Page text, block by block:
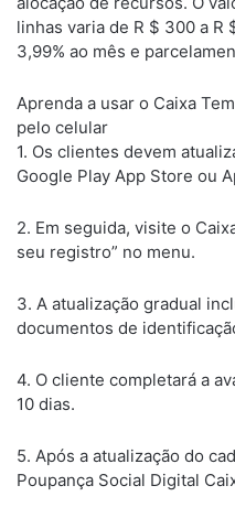
linhas varia de R $ 300 a R
3,99% ao mês e
Aprenda a usar o Caixa
pelo celular
1. Os clientes devem
Google Play App Store ou
2. Em seguida, visite o
seu registro” no menu.
3. A atualização gradual
documentos de
4. O cliente completará a
10 dias.
5. Após a atualização do
Poupança Social Digital